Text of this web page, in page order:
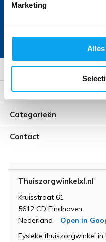
Marketing
Alles
Klantenservice
Mijn account
Categorieën
Contact
Thuiszorgwinkelxl.nl
Kruisstraat 61
5612 CD Eindhoven
Nederland
Open in
Fysieke thuiszorgwinkel in